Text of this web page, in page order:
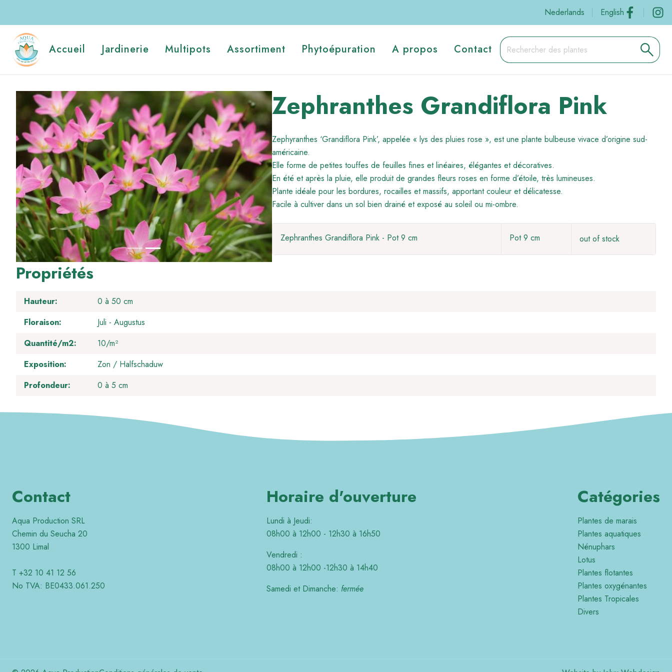
contenu
principal
Nederlands English Social
Navigation
Accueil Jardinerie Multipots Assortiment Phytoépuration A propos Contact
Zephranthes Grandiflora Pink
Zephyranthes ‘Grandiflora Pink’, appelée « lys des pluies rose », est une plante bulbeuse vivace d’origine sud-
américaine.
Elle forme de petites touffes de feuilles fines et linéaires, élégantes et décoratives.
En été et après la pluie, elle produit de grandes fleurs roses en forme d’étoile, très lumineuses.
Plante idéale pour les bordures, rocailles et massifs, apportant couleur et délicatesse.
Facile à cultiver dans un sol bien drainé et exposé au soleil ou mi-ombre.
Zephranthes Grandiflora Pink - Pot 9 cm Pot 9 cm out of stock
Propriétés
Hauteur
0 à 50 cm
Floraison
Juli
Augustus
Quantité/m2
10/m²
Exposition
Zon / Halfschaduw
Profondeur
0 à 5 cm
Contact
Aqua Production SRL
Chemin du Seucha 20
1300 Limal
T +32 10 41 12 56
No TVA: BE0433.061.250
Horaire d'ouverture
Lundi à Jeudi:
08h00 à 12h00 - 12h30 à 16h50
Vendredi :
08h00 à 12h00 -12h30 à 14h40
Samedi et Dimanche: fermée
Catégories
Plantes de marais
Plantes aquatiques
Nénuphars
Lotus
Plantes flotantes
Plantes oxygénantes
Plantes Tropicales
Divers